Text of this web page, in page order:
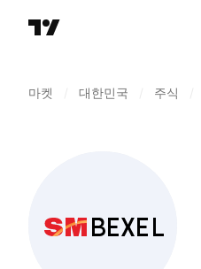
마켓 대한민국 주식